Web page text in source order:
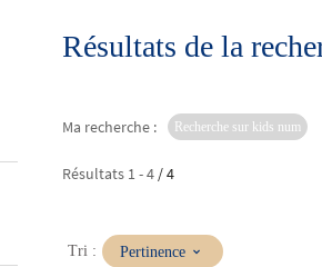
Résultats de la
Ma recherche : Recherche sur kids num
Résultats 1 -4 / 4
Tri :(MisePertinence